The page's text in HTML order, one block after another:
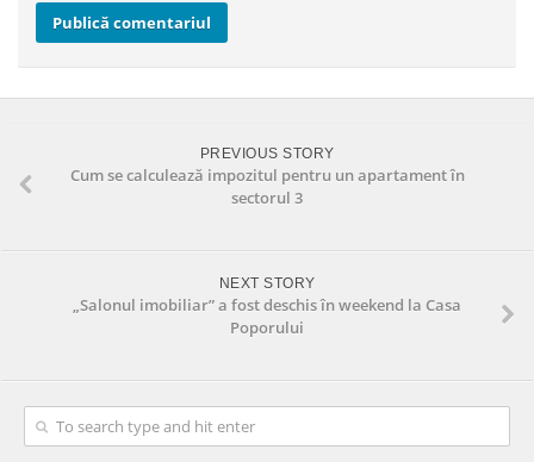
PREVIOUS STORY
Cum se calculează impozitul pentru un apartament în
sectorul 3
NEXT STORY
„Salonul imobiliar” a fost deschis în weekend la Casa
Poporului